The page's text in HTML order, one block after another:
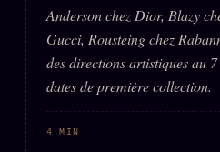
Anderson chez Dior, Blazy
Gucci, Rousteing chez
des directions artistiques au
dates de première collection.
4 MIN